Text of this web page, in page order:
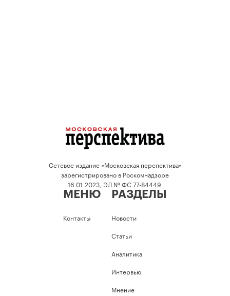
Сетевое издание «Московская перспектива»
зарегистрировано в Роскомнадзоре
16.01.2023, ЭЛ № ФС 77-84449.
МЕНЮ
Контакты
РАЗДЕЛЫ
Новости
Статьи
Аналитика
Интервью
Мнение